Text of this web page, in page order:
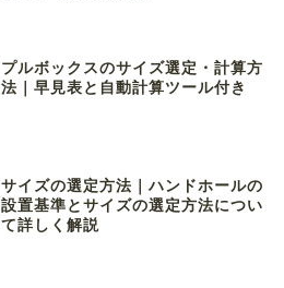
プルボックスのサイズ選定・計算方
法｜早見表と自動計算ツール付き
サイズの選定方法｜ハンドホールの
設置基準とサイズの選定方法につい
て詳しく解説